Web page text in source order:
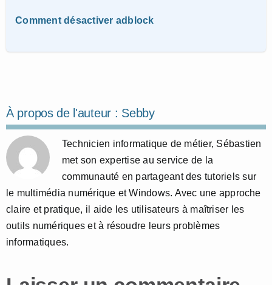
Comment désactiver adblock
À propos de l'auteur : Sebby
Technicien informatique de métier, Sébastien
met son expertise au service de la
communauté en partageant des tutoriels sur
le multimédia numérique et Windows. Avec une approche
claire et pratique, il aide les utilisateurs à maîtriser les
outils numériques et à résoudre leurs problèmes
informatiques.